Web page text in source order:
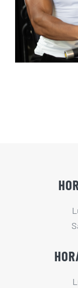
Actualités
Contact